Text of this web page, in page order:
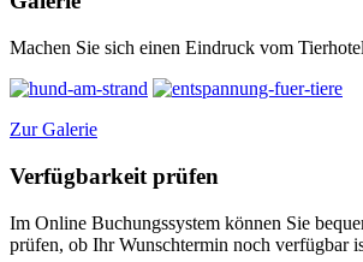
Machen Sie sich einen Eindruck vom
Zur Galerie
Verfügbarkeit prüfen
Im Online Buchungssystem können Sie
prüfen, ob Ihr Wunschtermin noch verfügbar